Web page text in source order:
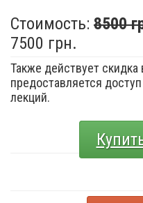
Стоимость: 8500
7500 грн.
Также действует
предоставляется
лекций.